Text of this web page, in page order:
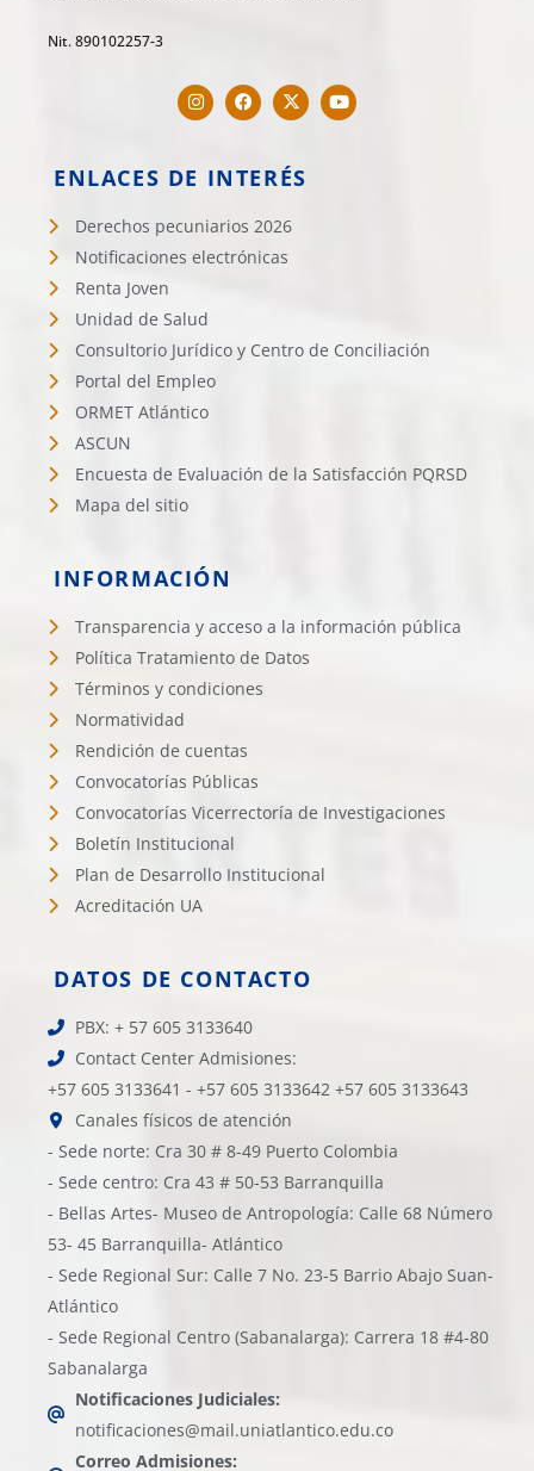
Nit. 890102257-3
ENLACES DE INTERÉS
Derechos pecuniarios 2026
Notificaciones electrónicas
Renta Joven
Unidad de Salud
Consultorio Jurídico y Centro de Conciliación
Portal del Empleo
ORMET Atlántico
ASCUN
Encuesta de Evaluación de la Satisfacción PQRSD
Mapa del sitio
INFORMACIÓN
Transparencia y acceso a la información pública
Política Tratamiento de Datos
Términos y condiciones
Normatividad
Rendición de cuentas
Convocatorías Públicas
Convocatorías Vicerrectoría de Investigaciones
Boletín Institucional
Plan de Desarrollo Institucional
Acreditación UA
DATOS DE CONTACTO
PBX: + 57 605 3133640
Contact Center Admisiones:
+57 605 3133641 - +57 605 3133642 +57 605 3133643
Canales físicos de atención
- Sede norte: Cra 30 # 8-49 Puerto Colombia
- Sede centro: Cra 43 # 50-53 Barranquilla
- Bellas Artes- Museo de Antropología: Calle 68 Número
53- 45 Barranquilla- Atlántico
- Sede Regional Sur: Calle 7 No. 23-5 Barrio Abajo Suan-
Atlántico
- Sede Regional Centro (Sabanalarga): Carrera 18 #4-80
Sabanalarga
Notificaciones Judiciales:
notificaciones@mail.uniatlantico.edu.co
Correo Admisiones: